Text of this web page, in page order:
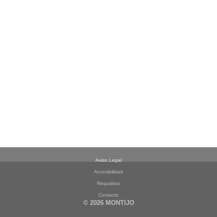
Aviso Legal
Accesibilidad
Requisitos
Contacto
© 2026 MONTIJO